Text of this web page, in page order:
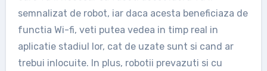
semnalizat de robot, iar daca acesta beneficiaza de
functia Wi-fi, veti putea vedea in timp real in
aplicatie stadiul lor, cat de uzate sunt si cand ar
trebui inlocuite. In plus, robotii prevazuti si cu